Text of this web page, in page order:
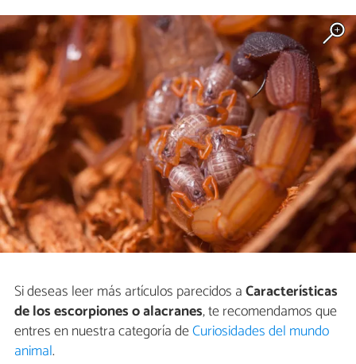
Si deseas leer más artículos parecidos aCaracterísticas
de los escorpiones o alacranes, te recomendamos que
entres en nuestra categoría deCuriosidades del mundo
animal.